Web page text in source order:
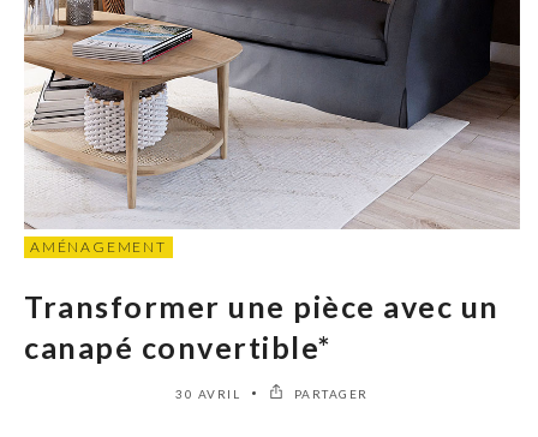
AMÉNAGEMENT
Transformer une pièce avec un
canapé convertible*
30 AVRIL PARTAGER